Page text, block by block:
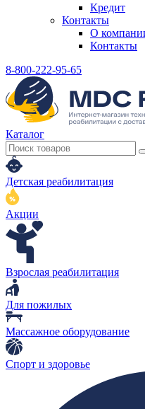
Кредит
Контакты
О
Контакты
8-800-222-95-65
Каталог
Детская реабилитация
Акции
Взрослая реабилитация
Для пожилых
Массажное оборудование
Спорт и здоровье